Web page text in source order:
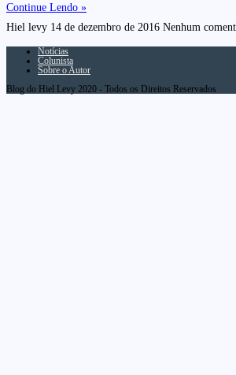
Continue Lendo »
Hiel levy 14 de dezembro de 2016 Nenhum
Notícias
Colunista
Sobre o Autor
Blog do Hiel Levy 2020 - Todos os Direitos Reservados